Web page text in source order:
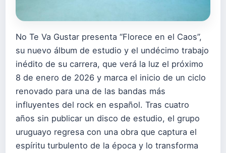
No Te Va Gustar presenta “Florece en el Caos”,
su nuevo álbum de estudio y el undécimo trabajo
inédito de su carrera, que verá la luz el próximo
8 de enero de 2026 y marca el inicio de un ciclo
renovado para una de las bandas más
influyentes del rock en español. Tras cuatro
años sin publicar un disco de estudio, el grupo
uruguayo regresa con una obra que captura el
espíritu turbulento de la época y lo transforma